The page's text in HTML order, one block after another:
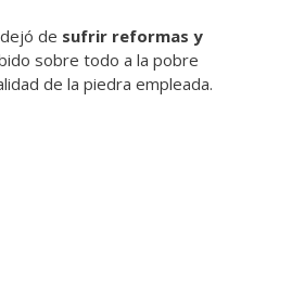
de sufrir reformas y
sobre todo a la pobre
de la piedra empleada.